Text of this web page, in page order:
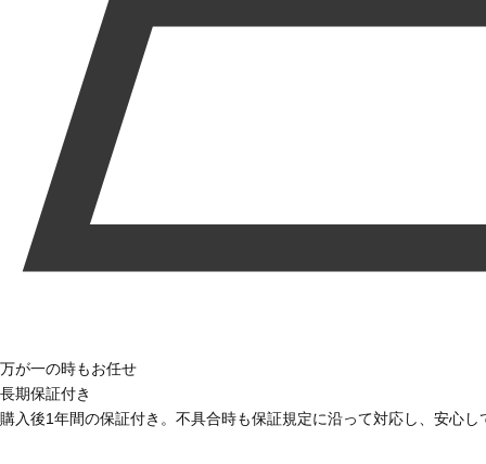
万が一の時もお任せ
長期保証付き
購入後1年間の保証付き。不具合時も保証規定に沿って対応し、安心